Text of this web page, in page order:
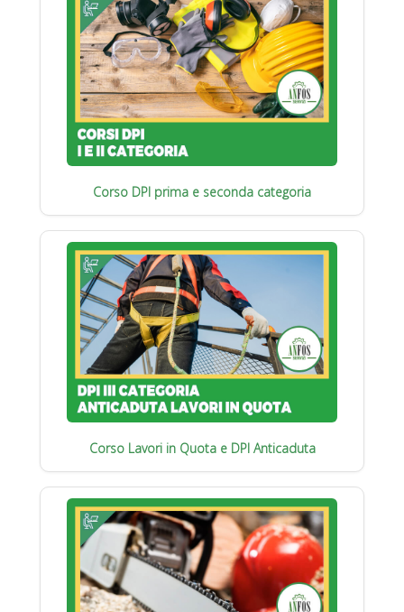
Corso DPI prima e seconda categoria
Corso Lavori in Quota e DPI Anticaduta